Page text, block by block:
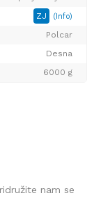
ZJ (Info)
Polcar
Desna
6000 g
nam se